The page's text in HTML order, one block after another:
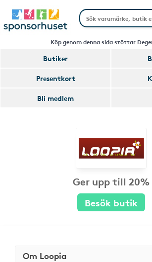
Köp genom denna sida stöttar
Butiker
Presentkort
Bli medlem
Ger upp till 20%
Besök butik
Om Loopia